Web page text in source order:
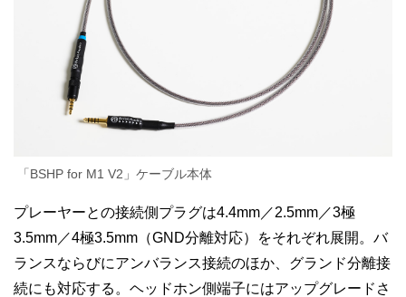
「BSHP for M1 V2」ケーブル本体
プレーヤーとの接続側プラグは4.4mm／2.5mm／3極
3.5mm／4極3.5mm（GND分離対応）をそれぞれ展開。バ
ランスならびにアンバランス接続のほか、グランド分離接
続にも対応する。ヘッドホン側端子にはアップグレードさ